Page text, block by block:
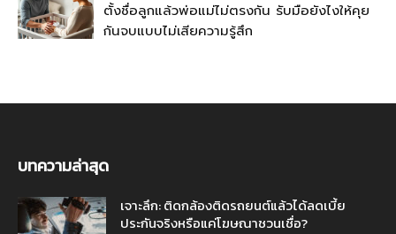
ตั้งชื่อลูกแล้วพ่อแม่ไม่ตรงกัน รับมือยังไงให้คุย
กันจบแบบไม่เสียความรู้สึก
บทความล่าสุด
เจาะลึก: ติดกล้องติดรถยนต์แล้วได้ลดเบี้ย
ประกันจริงหรือแค่โฆษณาชวนเชื่อ?